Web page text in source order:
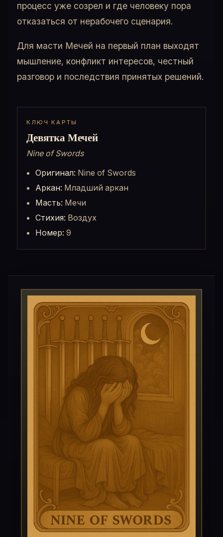
процесс уже созрел и где человеку пора
отказаться от нерабочего сценария.
Для масти Мечей на первый план выходят
мышление, конфликт интересов, честный
разговор и последствия принятых решений.
КЛЮЧ КАРТЫ
Девятка Мечей
Nine of Swords
Оригинал: Nine of Swords
Аркан: Младший аркан
Масть: Мечи
Стихия: Воздух
Номер: 9